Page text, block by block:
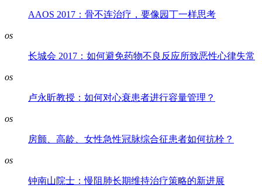
AAOS 2017：骨不连治疗，要像园丁一样思考
os
长城会 2017：如何避免药物不良反应所致恶性心律失常
os
卢永昕教授：如何对心衰患者进行容量管理？
os
房颤、高龄、女性急性冠脉综合征患者如何抗栓？
os
钟南山院士：慢阻肺长期维持治疗策略的新进展